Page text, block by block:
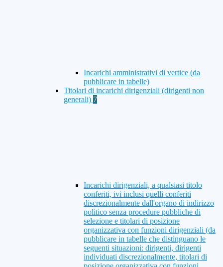
Incarichi amministrativi di vertice (da
pubblicare in tabelle)
Titolari di incarichi dirigenziali (dirigenti non
generali) 7
Incarichi dirigenziali, a qualsiasi titolo
conferiti, ivi inclusi quelli conferiti
discrezionalmente dall'organo di indirizzo
politico senza procedure pubbliche di
selezione e titolari di posizione
organizzativa con funzioni dirigenziali (da
pubblicare in tabelle che distinguano le
seguenti situazioni: dirigenti, dirigenti
individuati discrezionalmente, titolari di